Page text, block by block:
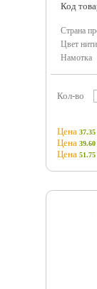
Код
Страна
Цвет нити
Намотка
Кол-во
Цена
Цена
Цена 51.75